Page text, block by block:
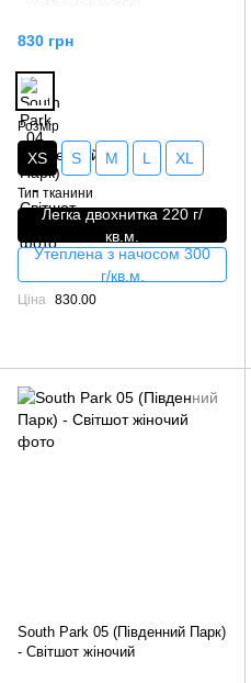
830 грн
Розмір
XS S M L XL
Тип тканини
Легка двохнитка 220 г/
кв.м.
Утеплена з начосом 300
г/кв.м.
Ціна 830.00
South Park 05 (Південний Парк)
- Світшот жіночий